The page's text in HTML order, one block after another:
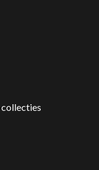
collecties